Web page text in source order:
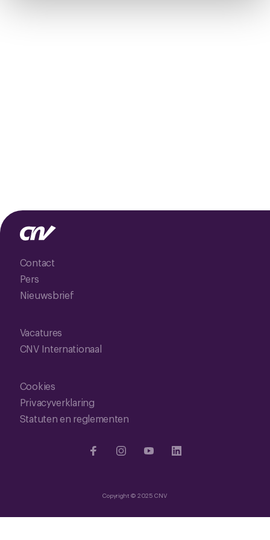
Contact
Pers
Nieuwsbrief
Vacatures
CNV Internationaal
Cookies
Privacyverklaring
Statuten en reglementen
Copyright © 2025 CNV